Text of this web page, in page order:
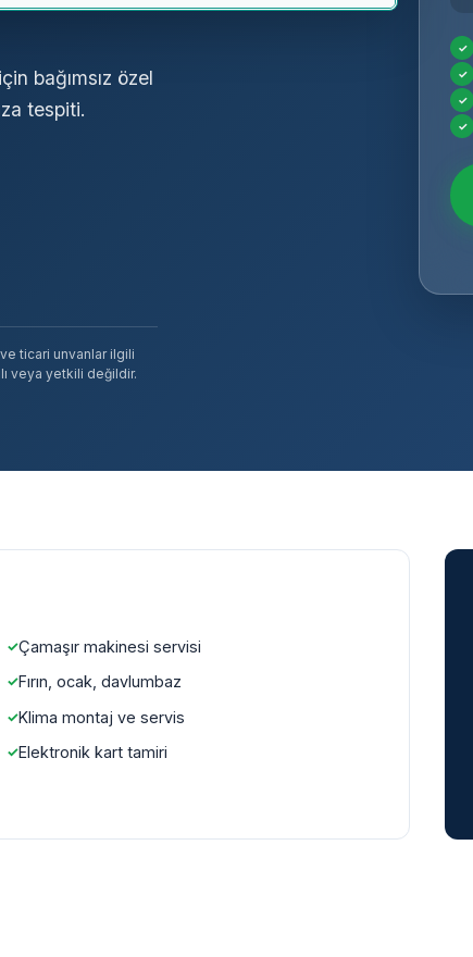
bağımsız özel
tespiti.
ticari unvanlar ilgili
veya yetkili değildir.
Çamaşır makinesi servisi
Fırın, ocak, davlumbaz
Klima montaj ve servis
Elektronik kart tamiri